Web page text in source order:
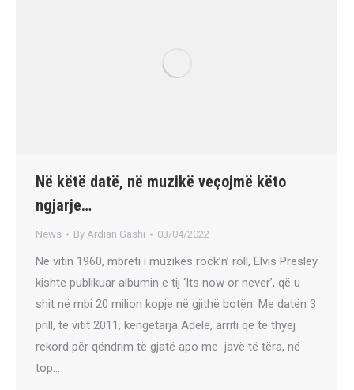
Në këtë datë, në muzikë veçojmë këto
ngjarje…
News By Ardian Gashi 03/04/2022
Në vitin 1960, mbreti i muzikës rock’n’ roll, Elvis Presley
kishte publikuar albumin e tij ‘Its now or never’, që u
shit në mbi 20 milion kopje në gjithë botën. Me datën 3
prill, të vitit 2011, këngëtarja Adele, arriti që të thyej
rekord për qëndrim të gjatë apo me javë të tëra, në
top…